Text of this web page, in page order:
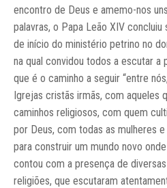
encontro de Deus e amemo-nos
palavras, o Papa Leão XIV concluiu
de início do ministério petrino no
na qual convidou todos a escutar a
que é o caminho a seguir “entre
Igrejas cristãs irmãs, com aqueles
caminhos religiosos, com quem
por Deus, com todas as mulheres
para construir um mundo novo
contou com a presença de
religiões, que escutaram